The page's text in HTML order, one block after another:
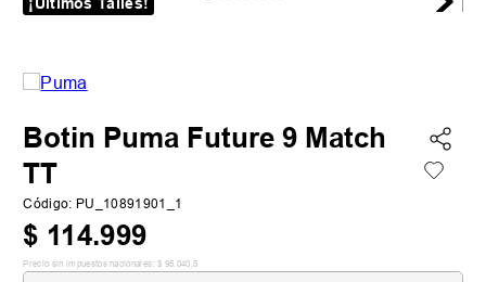
Botin Puma Future 9 Match
TT
Código: PU_10891901_1
$ 114.999
Precio sin impuestos nacionales: $ 95.040 ,5